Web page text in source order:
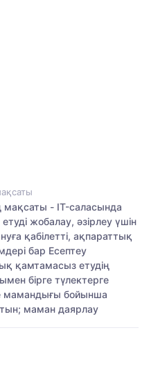
мақсаты - IT-саласында
жобалау, әзірлеу үшін
қабілетті, ақпараттық
бар Есептеу
қамтамасыз етудің
бірге түлектерге
мамандығы бойынша
маман даярлау